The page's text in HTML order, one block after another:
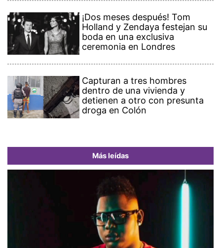
¡Dos meses después! Tom
Holland y Zendaya festejan su
boda en una exclusiva
ceremonia en Londres
Capturan a tres hombres
dentro de una vivienda y
detienen a otro con presunta
droga en Colón
Más leídas